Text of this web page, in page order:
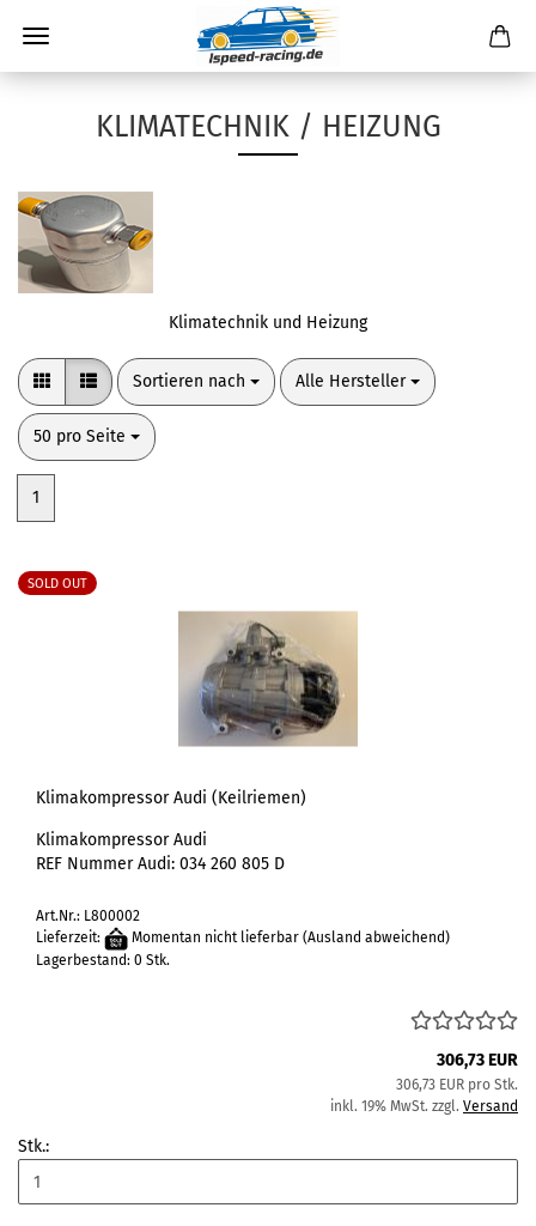
KLIMATECHNIK / HEIZUNG
Klimatechnik und Heizung
Sortieren nach
Sortieren nach Alle Hersteller
pro Seite
50 pro Seite
pro Seite
1
SOLD OUT
Klimakompressor Audi (Keilriemen)
Klimakompressor Audi
REF Nummer Audi: 034 260 805 D
Art.Nr.: L800002
Lieferzeit:
Momentan nicht lieferbar (Ausland abweichend)
Lagerbestand: 0 Stk.
306,73 EUR
306,73 EUR pro Stk.
inkl. 19% MwSt. zzgl. Versand
Stk.: